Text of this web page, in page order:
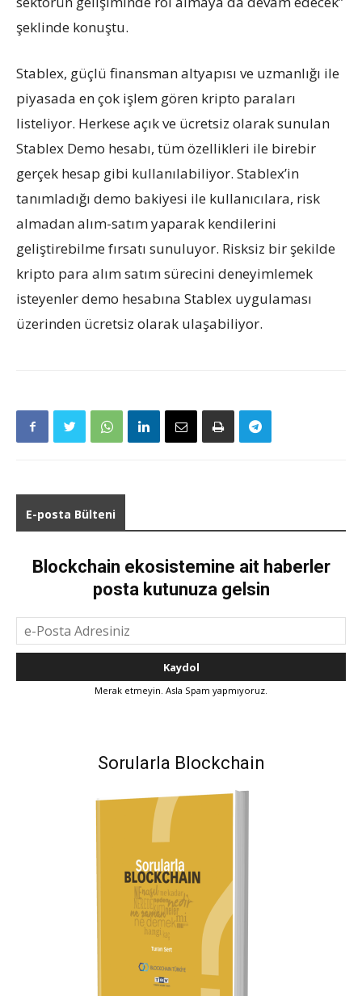
şeklinde konuştu.
Stablex, güçlü finansman altyapısı ve uzmanlığı ile
piyasada en çok işlem gören kripto paraları
listeliyor. Herkese açık ve ücretsiz olarak sunulan
Stablex Demo hesabı, tüm özellikleri ile birebir
gerçek hesap gibi kullanılabiliyor. Stablex’in
tanımladığı demo bakiyesi ile kullanıcılara, risk
almadan alım-satım yaparak kendilerini
geliştirebilme fırsatı sunuluyor. Risksiz bir şekilde
kripto para alım satım sürecini deneyimlemek
isteyenler demo hesabına Stablex uygulaması
üzerinden ücretsiz olarak ulaşabiliyor.
E-posta Bülteni
Blockchain ekosistemine ait haberler
posta kutunuza gelsin
Merak etmeyin. Asla Spam yapmıyoruz.
Sorularla Blockchain